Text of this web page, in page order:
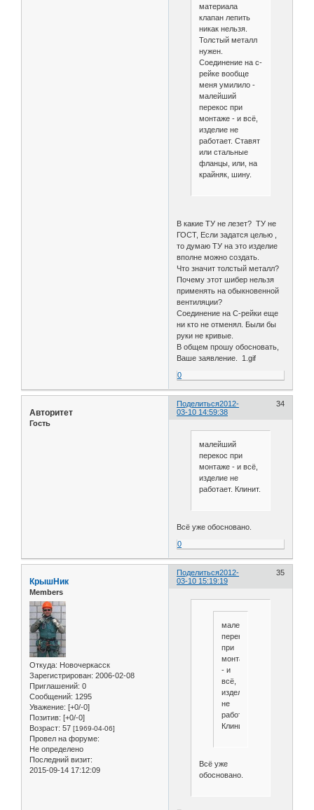
материала
клапан лепить
никак нельзя.
Толстый металл
нужен.
Соединение на с-
рейке вообще
меня умилило -
малейший
перекос при
монтаже - и всё,
изделие не
работает. Ставят
или стальные
фланцы, или, на
крайняк, шину.
В какие ТУ не лезет? ТУ не
ГОСТ, Если задатся целью ,
то думаю ТУ на это изделие
вполне можно создать.
Что значит толстый металл?
Почему этот шибер нельзя
применять на обыкновенной
вентиляции?
Соединение на С-рейки еще
ни кто не отменял. Были бы
руки не кривые.
В общем прошу обосновать,
Ваше заявление. 1.gif
0
Поделиться 34
2012-
03-10 14:59:38
Авторитет
Гость
малейший
перекос при
монтаже - и всё,
изделие не
работает. Клинит.
Всё уже обосновано.
0
Поделиться 35
2012-
03-10 15:19:19
КрышНик
Members
Откуда: Новочеркасск
Зарегистрирован: 2006-02-08
Приглашений: 0
Сообщений: 1295
Уважение: [+0/-0]
Позитив: [+0/-0]
Возраст: 57 [1969-04-06]
Провел на форуме:
Не определено
Последний визит:
2015-09-14 17:12:09
малейший
перекос
при
монтаже
- и
всё,
изделие
не
работает.
Клинит.
Всё уже
обосновано.